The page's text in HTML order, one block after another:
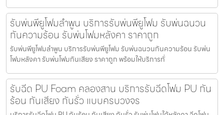
รับพ่นพียูโฟมลำพูน บริการรับพ่นพียูโฟม รับพ่นฉนวน
กันความร้อน รับพ่นโฟมหลังคา ราคาถูก
รับพ่นพียูโฟมลำพูน บริการรับพ่นพียูโฟม รับพ่นฉนวนกันความร้อน รับพ่น
โฟมหลังคา รับพ่นโฟมกันเสียง ราคาถูก พร้อมให้บริการทั่
รับฉีด PU Foam คลองสาน บริการรับฉีดโฟม PU กัน
ร้อน กันเสียง กันรั่ว แบบครบวงจร